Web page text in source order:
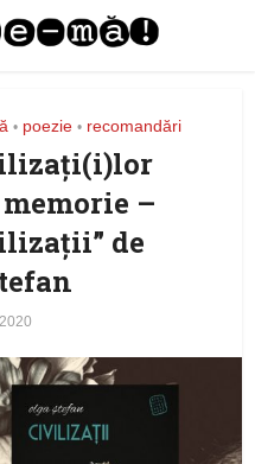
• poezie • recomandări
–
de